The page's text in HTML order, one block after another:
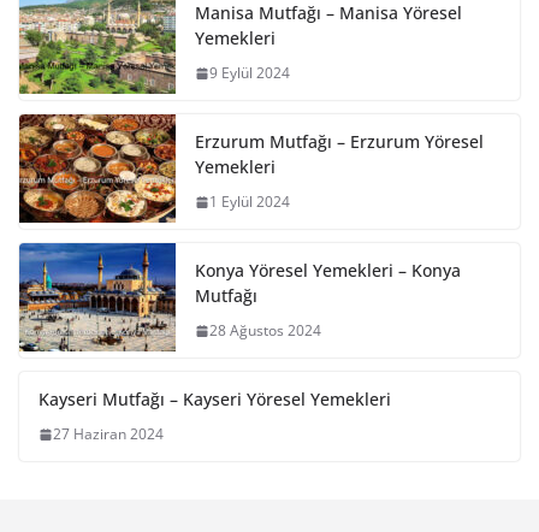
Manisa Mutfağı – Manisa Yöresel
Yemekleri
9 Eylül 2024
Erzurum Mutfağı – Erzurum Yöresel
Yemekleri
1 Eylül 2024
Konya Yöresel Yemekleri – Konya
Mutfağı
28 Ağustos 2024
Kayseri Mutfağı – Kayseri Yöresel Yemekleri
27 Haziran 2024